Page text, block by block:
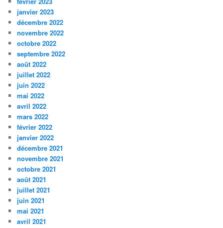
janvier 2023
décembre 2022
novembre 2022
octobre 2022
septembre 2022
août 2022
juillet 2022
juin 2022
mai 2022
avril 2022
mars 2022
février 2022
janvier 2022
décembre 2021
novembre 2021
octobre 2021
août 2021
juillet 2021
juin 2021
mai 2021
avril 2021